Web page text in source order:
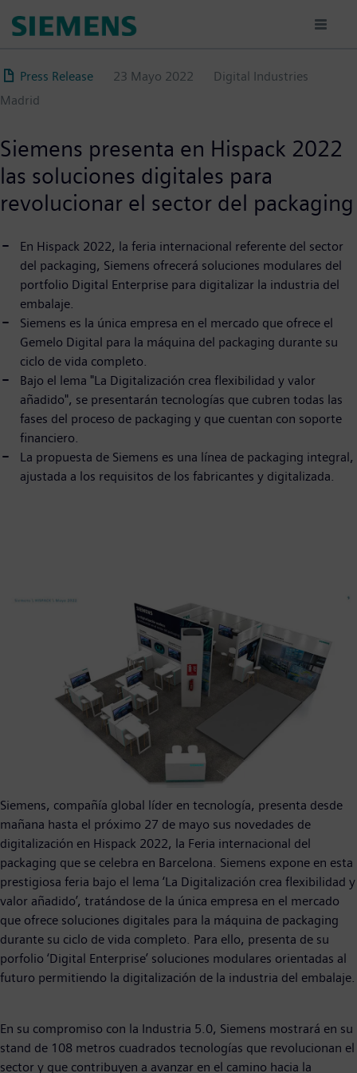
principal
Press Release 23 Mayo 2022
Digital Industries
Madrid
Siemens presenta en Hispack 2022
las soluciones digitales para
revolucionar el sector del packaging
En Hispack 2022, la feria internacional referente del sector
del packaging, Siemens ofrecerá soluciones modulares del
portfolio Digital Enterprise para digitalizar la industria del
embalaje.
Siemens es la única empresa en el mercado que ofrece el
Gemelo Digital para la máquina del packaging durante su
ciclo de vida completo.
Bajo el lema "La Digitalización crea flexibilidad y valor
añadido", se presentarán tecnologías que cubren todas las
fases del proceso de packaging y que cuentan con soporte
financiero.
La propuesta de Siemens es una línea de packaging integral,
ajustada a los requisitos de los fabricantes y digitalizada.
Siemens, compañía global líder en tecnología, presenta desde
mañana hasta el próximo 27 de mayo sus novedades de
digitalización en Hispack 2022, la Feria internacional del
packaging que se celebra en Barcelona. Siemens expone en esta
prestigiosa feria bajo el lema ‘La Digitalización crea flexibilidad y
valor añadido’, tratándose de la única empresa en el mercado
que ofrece soluciones digitales para la máquina de packaging
durante su ciclo de vida completo. Para ello, presenta de su
porfolio ‘Digital Enterprise’ soluciones modulares orientadas al
futuro permitiendo la digitalización de la industria del embalaje.
En su compromiso con la Industria 5.0, Siemens mostrará en su
stand de 108 metros cuadrados tecnologías que revolucionan el
sector y que contribuyen a avanzar en el camino hacia la